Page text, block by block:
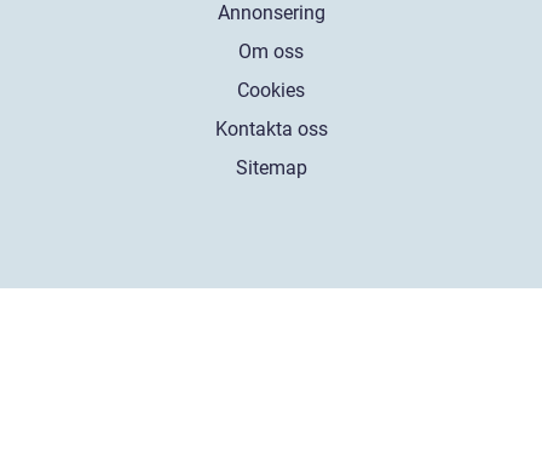
Annonsering
Om oss
Cookies
Kontakta oss
Sitemap